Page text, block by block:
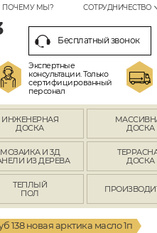
ПОЧЕМУ МЫ? СОТРУДНИЧЕСТВО
Бесплатный звонок
Экспертные
консультации. Только
сертифицированный
персонал
ИНЖЕНЕРНАЯ
ДОСКА
ДОСКА
МОЗАИКА И 3Д
ИЗ ДЕРЕВА
ДОСКА
ТЕПЛЫЙ
ПОЛ
138 новая арктика масло 1п